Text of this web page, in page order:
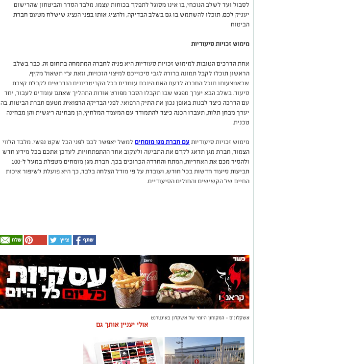
לסבול ועד לשלב הנוכחי, בו אינו מסוגל לתפקד בכוחות עצמו. מלבד הסדר והביטחון שהרישום
יעניק לכם, תוכלו להשתמש בו גם בשלב הבדיקה, ולהציג אותו בפני הנציג שישלח מטעם חברת
הביטוח
מימוש זכויות סיעודיות
אחת הדרכים הטובות למימוש זכויות סעודיות היא פניה לחברה המתמחה בתחום זה. כבר בשלב
הראשון תוכלו לקבל תמונה ברורה לגבי סיכוייכם למיצוי הזכויות, וזאת ע"י תשאול מקיף,
שבאמצעותו תוכל החברה לדעת האם הינכם עומדים בכל הקריטריונים הנדרשים לקבלת קצבת
סיעוד. בשלב הבא יערך מפגש שבו תקבלו הסבר מפורט אודות התהליך שאתם עומדים לעבור, יחד
עם הדרכה כיצד לבנות באופן נכון את התיק הרפואי. לפני הבדיקה הרפואית מטעם חברת הביטוח, בה
יערך מבחן תלות, תעברו הכנה כיצד להתמודד עם המעמד המלחיץ, הן מבחינה ריגשית והן מבחינה
טכנית.
מימוש זכויות סיעודיותעם חברת מגן מומחים למשל יאפשר לכם לפני הכל שקט נפשי. מלבד הלווי
הצמוד, חברת מגן תדאג לקדם את התביעה ולעקוב אחר ההתפתחויות, לעדכן אתכם בכל מידע חדש
ולהסיר מכם את האחריות, המתח והחרדה הכרוכים בכך. חברת מגן מומחים מטפלת במעל ל-100
תביעות סיעוד חדשות בכל חודש, ועובדת על פי מודל הצלחה בלבד, כך היא פועלת לשיפור איכות
החיים של הקשישים והחולים הסיעודיים.
אשקלונים - המקומון היומי של אשקלון באינטרנט
אולי יעניין אותך גם